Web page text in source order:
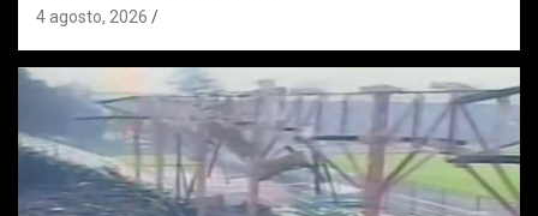
4 agosto, 2026